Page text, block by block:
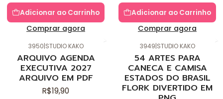
Adicionar ao Carrinho
Comprar agora
Adicionar ao Carrinho
Comprar agora
3950|STUDIO KAKO
ARQUIVO AGENDA
EXECUTIVA 2027
ARQUIVO EM PDF
R$19,90
3949|STUDIO KAKO
54 ARTES PARA
CANECA E CAMISA
ESTADOS DO BRASIL
FLORK DIVERTIDO EM